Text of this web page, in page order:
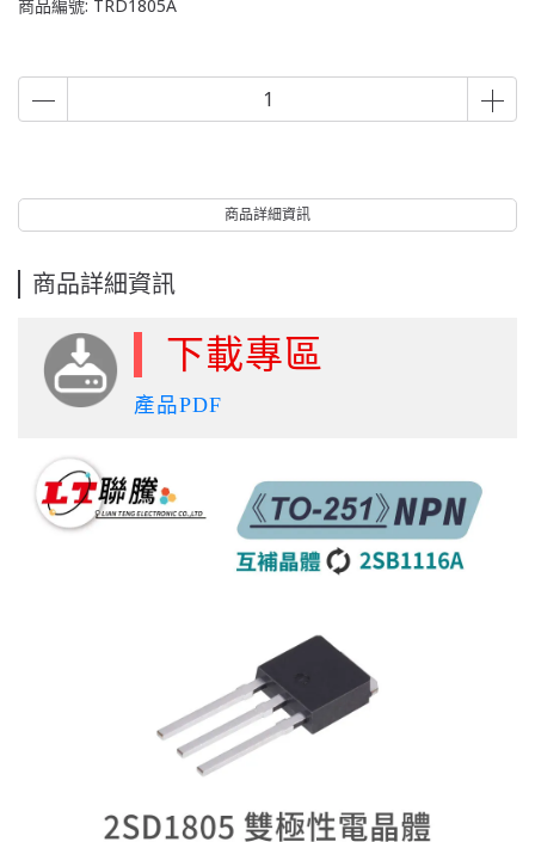
商品編號: TRD1805A
商品詳細資訊
商品詳細資訊
下載專區
產品PDF